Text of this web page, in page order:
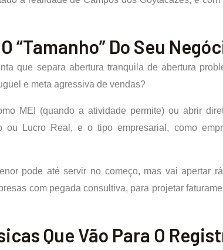
“tamanho” Do Seu
que separa abertura tranquila de abertura
e meta agressiva de vendas?
MEI (quando a atividade permite) ou abrir
ou Lucro Real, e o tipo empresarial, como
pode até servir no começo, mas vai apertar
com pegada consultiva, para projetar
Que Vão Para O